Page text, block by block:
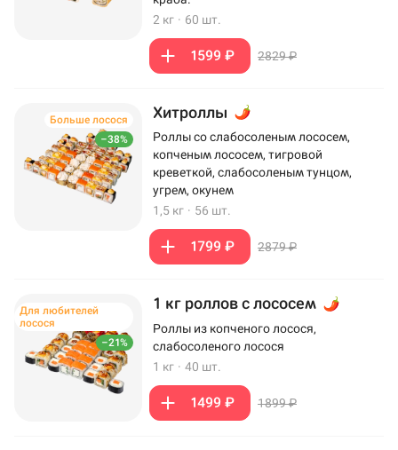
2 кг · 60 шт.
1599 ₽ 2829 ₽
–38%
Больше лосося Хитроллы
Роллы со слабосоленым лососем,
копченым лососем, тигровой
креветкой, слабосоленым тунцом,
угрем, окунем
1,5 кг · 56 шт.
1799 ₽ 2879 ₽
–21%
Для любителей
лосося
1 кг роллов с лососем
Роллы из копченого лосося,
слабосоленого лосося
1 кг · 40 шт.
1499 ₽ 1899 ₽